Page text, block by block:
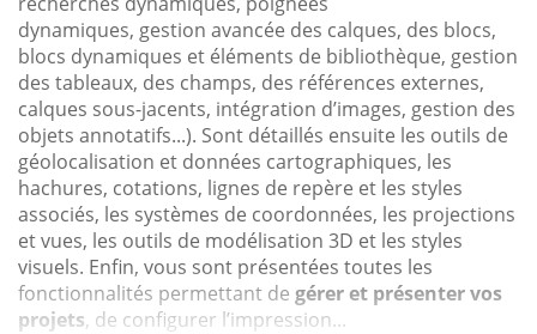
dynamiques, gestion avancée des calques, des blocs,
blocs dynamiques et éléments de bibliothèque, gestion
des tableaux, des champs, des références externes,
calques sous-jacents, intégration d’images, gestion des
objets annotatifs...). Sont détaillés ensuite les outils de
géolocalisation et données cartographiques, les
hachures, cotations, lignes de repère et les styles
associés, les systèmes de coordonnées, les projections
et vues, les outils de modélisation 3D et les styles
visuels. Enfin, vous sont présentées toutes les
fonctionnalités permettant de gérer et présenter vos
projets, de configurer l’impression...